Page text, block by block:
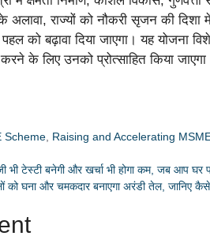
राज्यों को नौकरी सृजन की दिशा में
को बढ़ावा दिया जाएगा। यह योजना
के लिए उनको प्रोत्साहित किया
Scheme Raising and Accelerating
टेस्टी बनेगी और खर्चा भी होगा कम, जब आप घर पर
घना और चमकदार बनाएगा अरंडी तेल, जानिए